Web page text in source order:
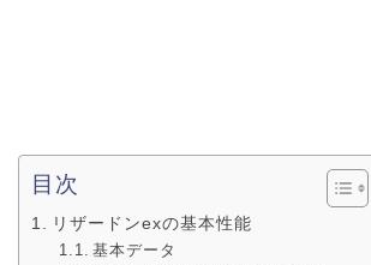
目次
リザードンexの基本性能
基本データ